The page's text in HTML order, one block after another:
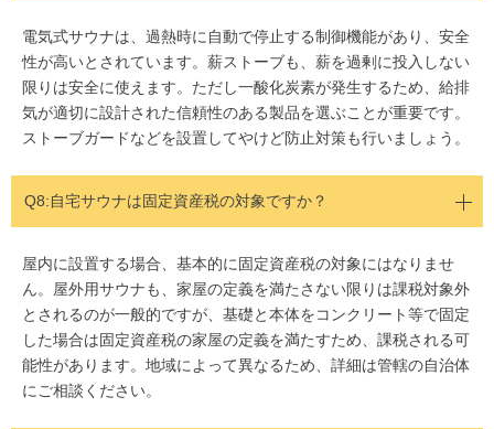
電気式サウナは、過熱時に自動で停止する制御機能があり、安全
性が高いとされています。薪ストーブも、薪を過剰に投入しない
限りは安全に使えます。ただし一酸化炭素が発生するため、給排
気が適切に設計された信頼性のある製品を選ぶことが重要です。
ストーブガードなどを設置してやけど防止対策も行いましょう。
Q8:自宅サウナは固定資産税の対象ですか？
屋内に設置する場合、基本的に固定資産税の対象にはなりませ
ん。屋外用サウナも、家屋の定義を満たさない限りは課税対象外
とされるのが一般的ですが、基礎と本体をコンクリート等で固定
した場合は固定資産税の家屋の定義を満たすため、課税される可
能性があります。地域によって異なるため、詳細は管轄の自治体
にご相談ください。